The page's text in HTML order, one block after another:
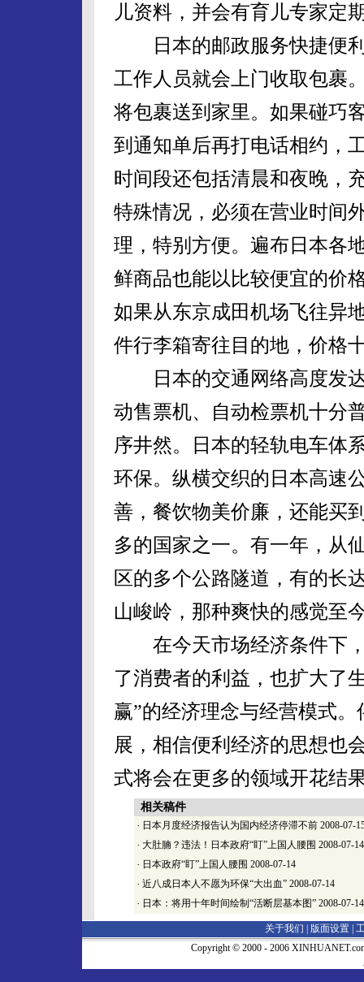
儿资料，并会有育儿专家定
日本的邮政服务快捷便利
工作人员就会上门收取包裹
将包裹送到家里。如果碰巧
到通知单后再打电话相约，
时间段还包括清晨和夜晚，
特殊情况，必须在营业时间
理，特别方便。遍布日本各
鲜商品也能以比较便宜的价
如果从东京成田机场飞往异
件行李箱寄往目的地，价格
日本的交通网络高度发达
动售票机、自动检票机十分
序井然。日本的轻轨电车体
环保。纵横交织的日本高速
善，餐饮物美价廉，还能买
多的国家之一。有一年，从
区的多个公路隧道，有的长
山峻岭，那种爽快的感觉至
在今天市场经济条件下，
了消费者的利益，也扩大了
赢”的经济理念与经营模式
展，相信便利经济的思想也
式将会在更多的领域开花结
相关稿件
· 日本月度经济报告认为国内经济停滞不前 2008-07-
· 大肚腩？违法！日本政府“盯”上国人腰围 2008-07-14
· 日本政府“盯”上国人腰围 2008-07-14
· 近八成日本人不愿为环保“大出血” 2008-07-14
· 日本：将用十年时间绘制“活断层基本图” 2008-07-14
关于我们 | 版面设置
Copyright © 2000 - 2006